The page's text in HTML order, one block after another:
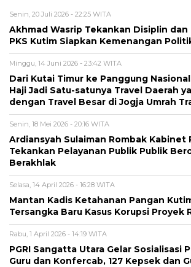
Senin, 20 Juli 2026 - 22:25 WITA
Akhmad Wasrip Tekankan Disiplin
PKS Kutim Siapkan Kemenangan
Minggu, 14 Juni 2026 - 23:42 WITA
Dari Kutai Timur ke Panggung
Haji Jadi Satu-satunya Travel Daerah
dengan Travel Besar di Jogja Umrah
Senin, 18 Mei 2026 - 20:16 WITA
Ardiansyah Sulaiman Rombak Kabinet
Tekankan Pelayanan Publik Publik
Berakhlak
Selasa, 14 April 2026 - 16:28 WITA
Mantan Kadis Ketahanan Pangan
Tersangka Baru Kasus Korupsi Proyek
Rabu, 1 April 2026 - 14:19 WITA
PGRI Sangatta Utara Gelar Sosialisasi
Guru dan Konfercab, 127 Kepsek dan